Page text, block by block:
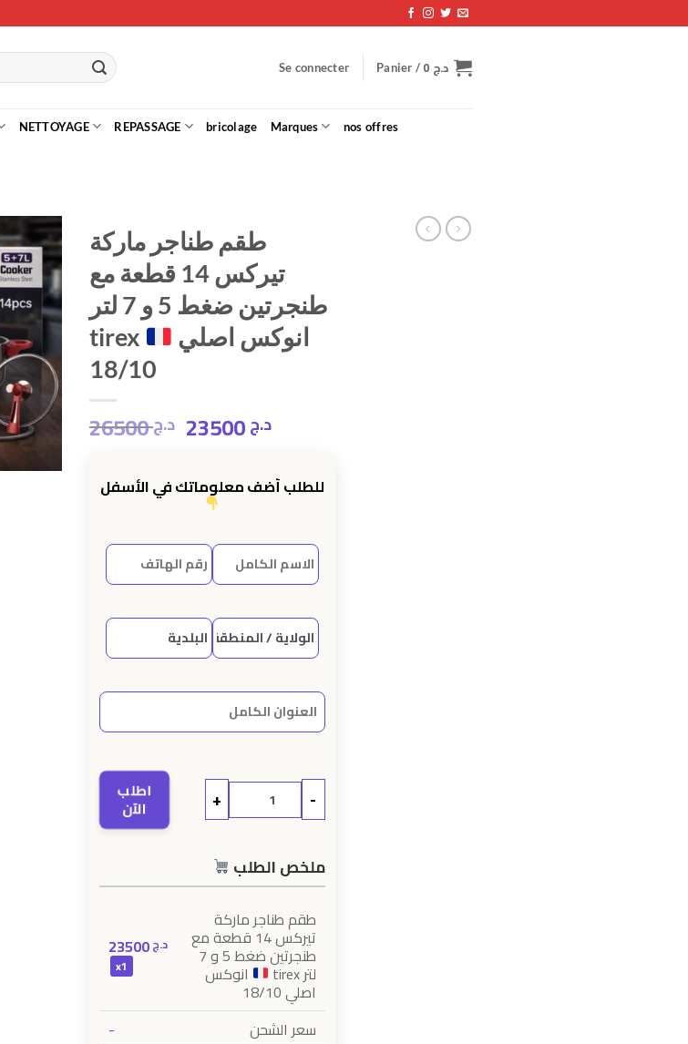
Se connecter Panier / د.ج
NETTOYAGE REPASSAGE bricolage Marques nos offres
Ajouter
de
souhaits
طقم طناجر ماركة
تيركس 14 قطعة مع
طنجرتين ضغط 5 و 7 لتر
tirex
18/10
د.ج26500
Le
était :
د.جLe
est :
للطلب أضف معلوماتك في الأسفل
-
+ اطلب
الآن
ملخص الطلب
طقم طناجر ماركة
تيركس 14 قطعة مع
طنجرتين ضغط 5 و 7
لتر tirex انوكس
اصلي 18/10
د.ج
x1
سعر الشحن
-